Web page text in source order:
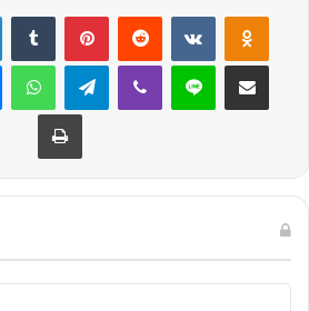
LinkedInTumblr PinterestReddit VKontakte
MessengerWhatsAppTelegramViber Line E-Posta ile
Yazdır